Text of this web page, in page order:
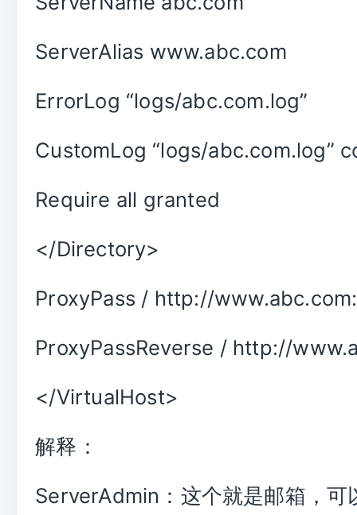
ServerAlias www.abc.com
ErrorLog “logs/abc.com.log”
CustomLog “logs/abc.com.log”
Require all granted
</Directory>
ProxyPass / http://
ProxyPassReverse / http://
</VirtualHost>
解释：
ServerAdmin：这个就是邮箱，可